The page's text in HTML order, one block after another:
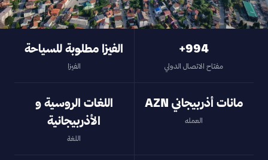
994+
مفتاح الاتصال الدولي
الفيزا مطلوبة للسياحة
الفيزا
مانات أذربيجاني AZN
العمله
اللغات الروسية و
الأذربيجانية
اللغة